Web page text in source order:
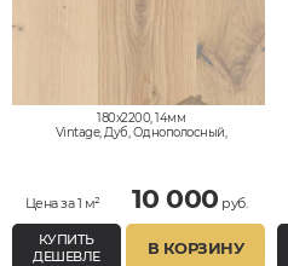
180x2200, 14мм
Vintage, Дуб, Однополосный,
Цена за 1 м² 10 000 руб.
КУПИТЬ
ДЕШЕВЛЕ
В КОРЗИНУ